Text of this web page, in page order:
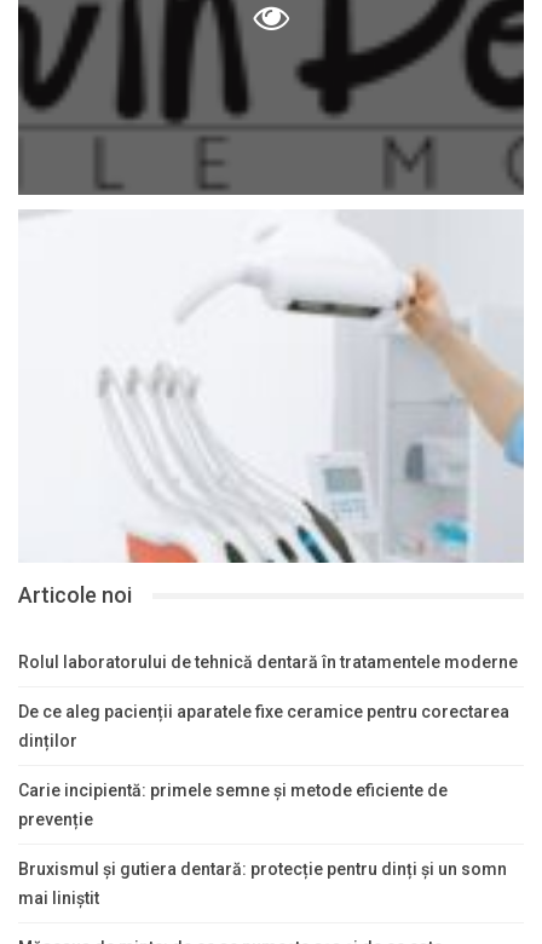
Articole noi
Rolul laboratorului de tehnică dentară în tratamentele moderne
De ce aleg pacienții aparatele fixe ceramice pentru corectarea
dinților
Carie incipientă: primele semne și metode eficiente de
prevenție
Bruxismul și gutiera dentară: protecție pentru dinți și un somn
mai liniștit